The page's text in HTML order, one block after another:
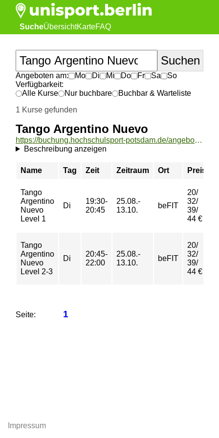
SucheÜbersichtKarteFAQ
Angeboten am: Mo Di Mi Do Fr Sa
So
Verfügbarkeit:
Alle Kurse
Nur buchbare
Buchbar & Warteliste
1 Kurse gefunden
Tango Argentino Nuevo
https://buchung.hochschulsport-potsdam.de/angebote/aktueller_zeitraum/_Tango_Argentino_Nuevo.html
Beschreibung anzeigen
Name Tag Zeit Zeitraum Ort Preis
Tango
Argentino
Nuevo
Level 1
Di
19:30-
20:45
25.08.-
13.10.
beFIT
20/
32/
39/
44 €
Tango
Argentino
Nuevo
Level 2-3
Di
20:45-
22:00
25.08.-
13.10.
beFIT
20/
32/
39/
44 €
Seite: 1
Impressum